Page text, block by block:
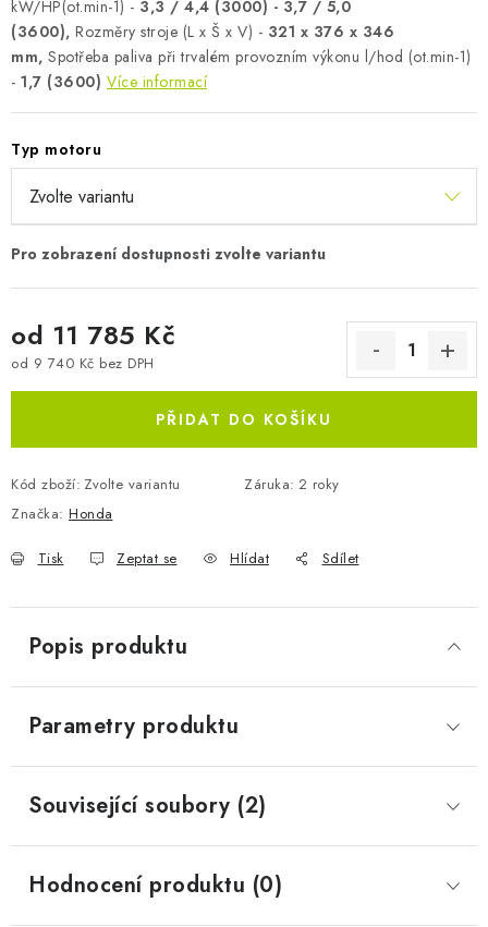
Návody
Novinky Blog Reference Katalog
kW/HP(ot.min-1) - 3,3 / 4,4 (3000) - 3,7 / 5,0
(3600), Rozměry stroje (L x Š x V) - 321 x 376 x 346
mm, Spotřeba paliva při trvalém provozním výkonu l/hod (ot.min-1)
- 1,7 (3600) Více informací
Typ motoru
od 11 785 Kč
od 9 740 Kč bez DPH
PŘIDAT DO KOŠÍKU
Kód zboží: Zvolte variantu Záruka: 2 roky
Značka: Honda
Tisk Zeptat se Hlídat Sdílet
Popis produktu
Parametry produktu
Související soubory (2)
Hodnocení produktu (0)